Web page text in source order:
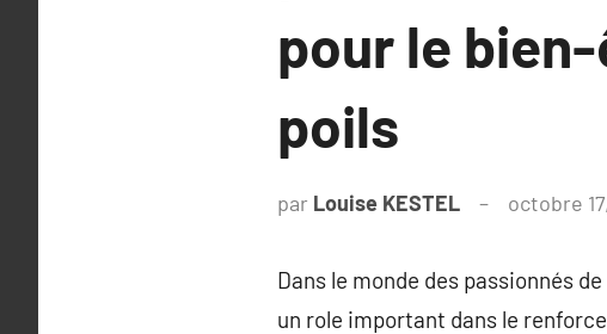
pour le
poils
par Louise KESTEL octobre
Dans le monde des passionnés
un role important dans le